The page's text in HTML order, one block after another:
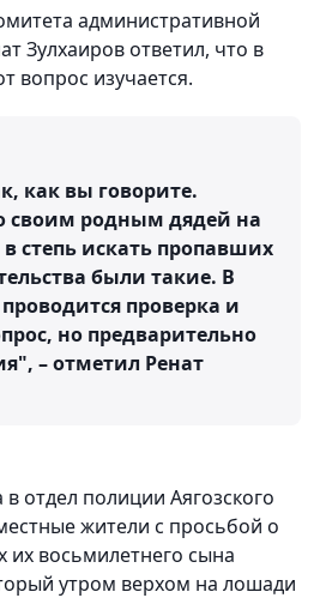
административной
Зулхаиров ответил, что в
вопрос изучается.
как вы говорите.
своим родным дядей на
степь искать пропавших
были такие. В
проверка и
но предварительно
– отметил Ренат
отдел полиции Аягозского
жители с просьбой о
их восьмилетнего сына
утром верхом на лошади